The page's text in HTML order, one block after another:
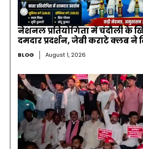
नेशनल प्रतियोगिता में चंदौली के
दमदार प्रदर्शन, जेबी कराटे क्लब ने
BLOG August 1, 2026